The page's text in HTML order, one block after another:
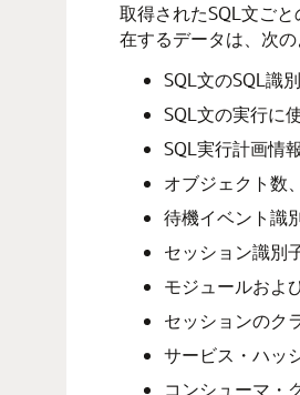
取得されたSQL文ご
在するデータは、次
SQL文のSQL識
SQL文の実行に
SQL実行計画情報
オブジェクト数
待機イベント識
セッション識別
モジュールおよ
セッションのク
サービス・ハッ
コンシューマ・